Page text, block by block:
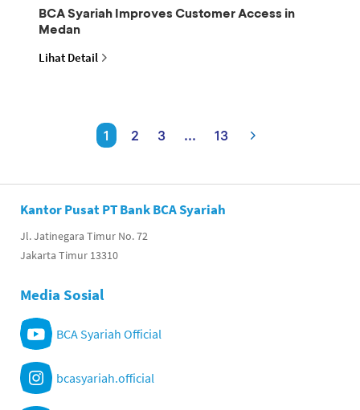
BCA Syariah Improves Customer Access in
Medan
Lihat Detail
1 2 3 ... 13
Kantor Pusat PT Bank BCA Syariah
Jl. Jatinegara Timur No. 72
Jakarta Timur 13310
Media Sosial
BCA Syariah Official
bcasyariah.official